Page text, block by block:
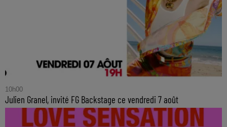
10h00
Julien Granel, invité FG Backstage ce vendredi 7 août